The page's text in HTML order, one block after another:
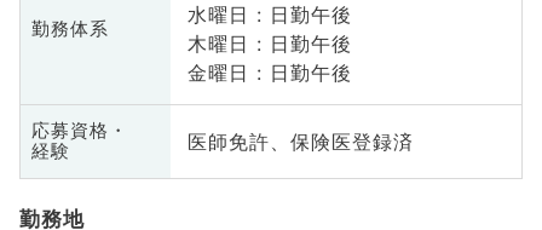
勤務体系
水曜日 : 日勤午後
木曜日 : 日勤午後
金曜日 : 日勤午後
応募資格・
経験
医師免許、保険医登録済
勤務地